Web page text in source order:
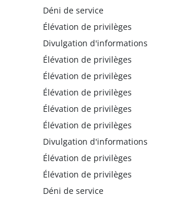
Déni de service
Élévation de privilèges
Divulgation d'informations
Élévation de privilèges
Élévation de privilèges
Élévation de privilèges
Élévation de privilèges
Élévation de privilèges
Divulgation d'informations
Élévation de privilèges
Élévation de privilèges
Déni de service